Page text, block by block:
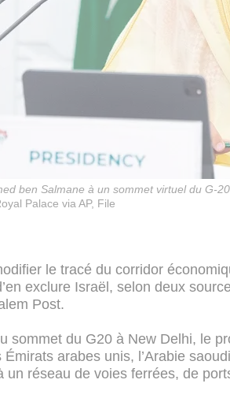
ben Salmane à un sommet virtuel du G-
Palace via AP, File
le tracé du corridor
exclure Israël, selon deux
Post.
sommet du G20 à New Delhi, le
arabes unis, l’Arabie
réseau de voies ferrées, de